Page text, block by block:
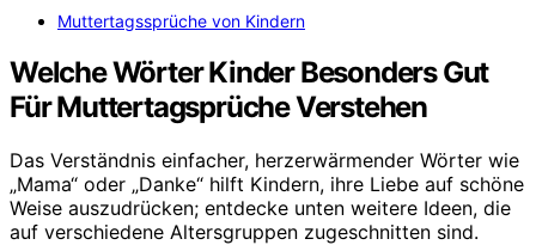
Muttertagssprüche von Kindern
Welche Wörter Kinder Besonders Gut
Für Muttertagsprüche Verstehen
Das Verständnis einfacher, herzerwärmender Wörter wie
„Mama“ oder „Danke“ hilft Kindern, ihre Liebe auf schöne
Weise auszudrücken; entdecke unten weitere Ideen, die
auf verschiedene Altersgruppen zugeschnitten sind.